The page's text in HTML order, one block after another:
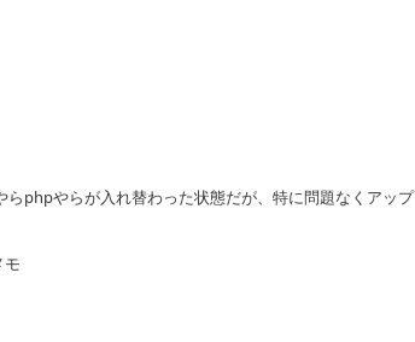
phpやらが入れ替わった状態だが、特に問題なくアップ